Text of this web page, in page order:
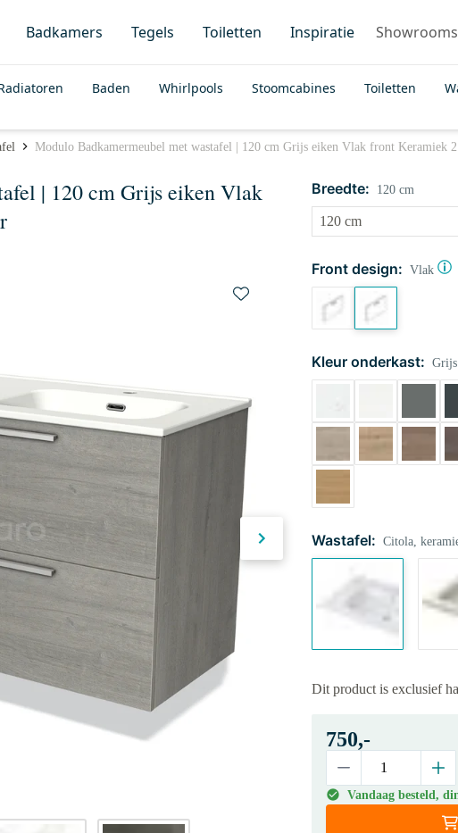
Badkamers Tegels Toiletten Inspiratie Showrooms
Baden Whirlpools Stoomcabines Toiletten
Modulo Badkamermeubel met wastafel | 120 cm Grijs eiken Vlak front Keramiek 2
| 120 cm Grijs eiken Vlak
Dit product is exclusief
Breedte: 120 cm
Front design: Vlak
Kleur onderkast:
Wastafel: Citola,
750,-
Vandaag besteld,